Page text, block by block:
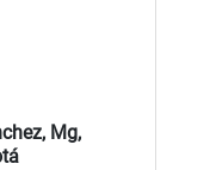
Mg,